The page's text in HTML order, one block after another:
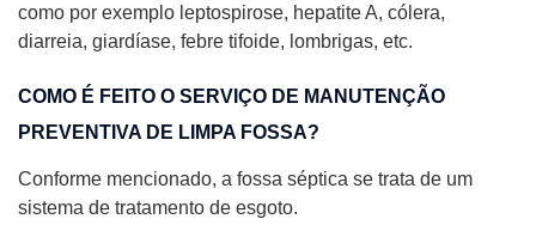
como por exemplo leptospirose, hepatite A, cólera,
diarreia, giardíase, febre tifoide, lombrigas, etc.
COMO É FEITO O SERVIÇO DE MANUTENÇÃO
PREVENTIVA DE LIMPA FOSSA?
Conforme mencionado, a fossa séptica se trata de um
sistema de tratamento de esgoto.